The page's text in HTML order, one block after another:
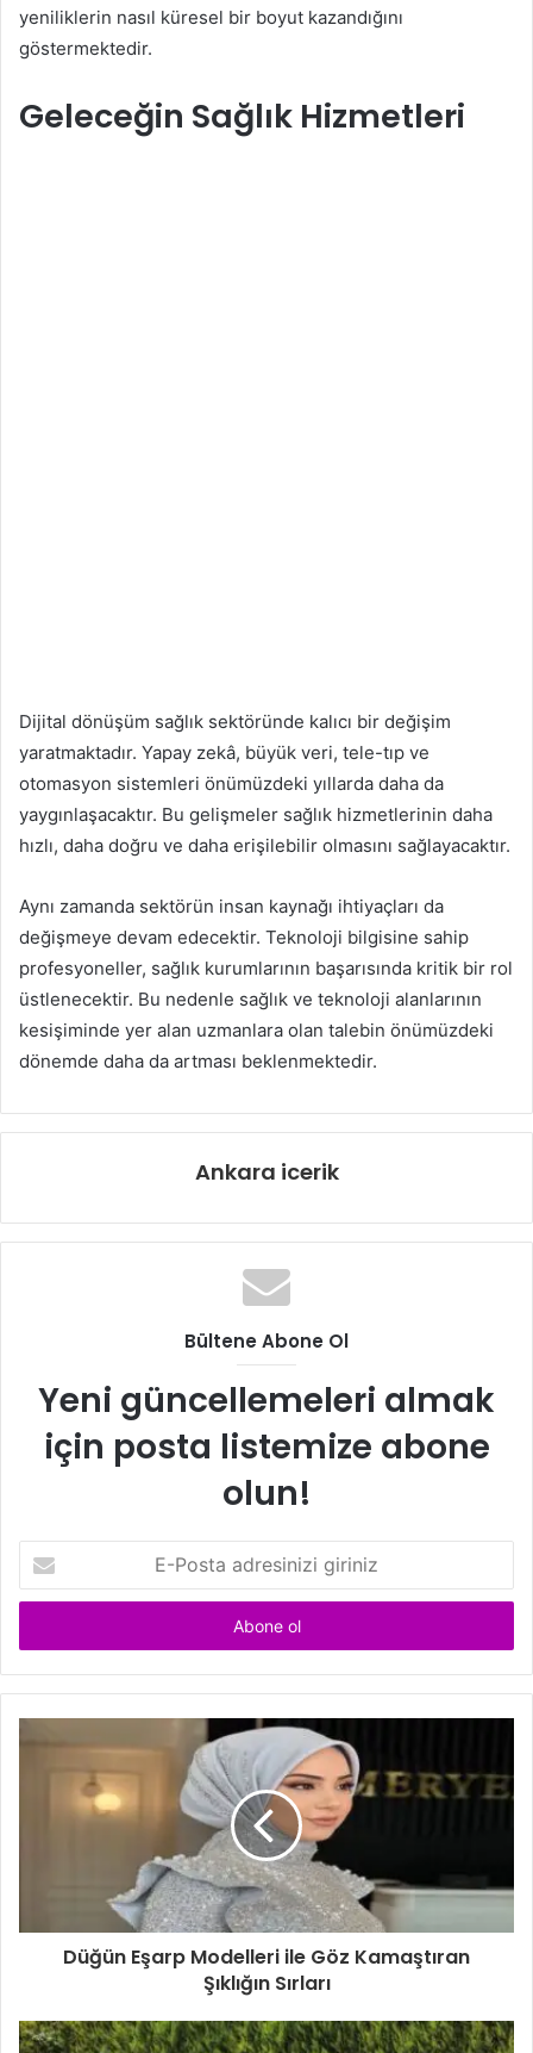
yeniliklerin nasıl küresel bir boyut kazandığını
göstermektedir.
Geleceğin Sağlık Hizmetleri
Dijital dönüşüm sağlık sektöründe kalıcı bir değişim
yaratmaktadır. Yapay zekâ, büyük veri, tele-tıp ve
otomasyon sistemleri önümüzdeki yıllarda daha da
yaygınlaşacaktır. Bu gelişmeler sağlık hizmetlerinin daha
hızlı, daha doğru ve daha erişilebilir olmasını sağlayacaktır.
Aynı zamanda sektörün insan kaynağı ihtiyaçları da
değişmeye devam edecektir. Teknoloji bilgisine sahip
profesyoneller, sağlık kurumlarının başarısında kritik bir rol
üstlenecektir. Bu nedenle sağlık ve teknoloji alanlarının
kesişiminde yer alan uzmanlara olan talebin önümüzdeki
dönemde daha da artması beklenmektedir.
Ankara icerik
Bültene Abone Ol
Yeni güncellemeleri almak
için posta listemize abone
olun!
P
s
t
r
Düğün Eşarp Modelleri ile Göz Kamaştıran
Şıklığın Sırları